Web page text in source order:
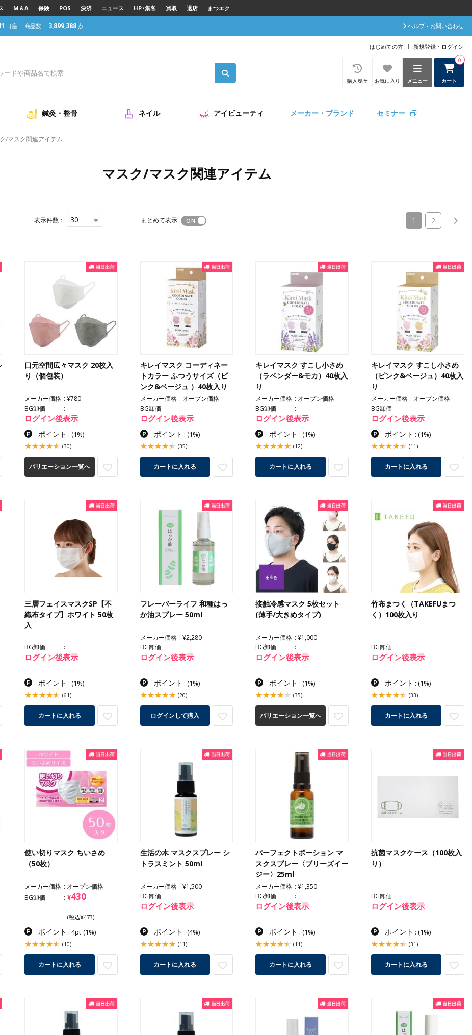
M＆A 保険 POS 決済 ニュース HP･集客 買取 退店 まつエク
口座 商品数： 3,899,388 点 ヘルプ・お問い合わせ
はじめての方 新規登録・ログイン
カート
0
メニュー
お気に入り
購入履歴
鍼灸・整骨 ネイル アイビューティ メーカー・ブランド セミナー
/マスク関連アイテム
マスク/マスク関連アイテム
表示件数： 30 まとめて表示 1 (current)
2
口元空間広々マスク 20枚入
り（個包装）
メーカー価格
¥780
BG卸価
ログイン後表示
ポイント : (1%)
(30)
バリエーション一覧へ
キレイマスク コーディネー
トカラー ふつうサイズ（ピ
ンク&ベージュ ）40枚入り
メーカー価格
オープン価格
BG卸価
ログイン後表示
ポイント : (1%)
(35)
カートに入れる
キレイマスク すこし小さめ
（ラベンダー&モカ）40枚入
り
メーカー価格
オープン価格
BG卸価
ログイン後表示
ポイント :(1%)
(12)
カートに入れる
キレイマスク すこし小さめ
（ピンク&ベージュ）40枚入
り
メーカー価格
オープン価格
BG卸価
ログイン後表示
ポイント :(1%)
(11)
カートに入れる
三層フェイスマスクSP【不
織布タイプ】ホワイト 50枚
入
BG卸価
ログイン後表示
ポイント : (1%)
(61)
カートに入れる
フレーバーライフ 和種はっ
か油スプレー 50ml
メーカー価格
¥2,280
BG卸価
ログイン後表示
ポイント : (1%)
(20)
ログインして購入
接触冷感マスク 5枚セット
(薄手/大きめタイプ)
メーカー価格
¥1,000
BG卸価
ログイン後表示
ポイント :(1%)
(35)
バリエーション一覧へ
竹布まつく（TAKEFUまつ
く）100枚入り
BG卸価
ログイン後表示
ポイント :(1%)
(33)
カートに入れる
使い切りマスク ちいさめ
（50枚）
メーカー価格
オープン価格
BG卸価
¥430
(税込¥473)
ポイント : 4pt (1%)
(10)
カートに入れる
生活の木 マスクスプレー シ
トラスミント 50ml
メーカー価格
¥1,500
BG卸価
ログイン後表示
ポイント : (4%)
(11)
カートに入れる
パーフェクトポーション マ
スクスプレー〈ブリーズイー
ジー〉25ml
メーカー価格
¥1,350
BG卸価
ログイン後表示
ポイント :(1%)
(11)
カートに入れる
抗菌マスクケース（100枚入
り）
BG卸価
ログイン後表示
ポイント :(1%)
(31)
カートに入れる